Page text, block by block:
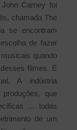
Carney foi
chamada The
se encontram
de fazer
quando
filmes. É
A indústria
que
… todas
de um